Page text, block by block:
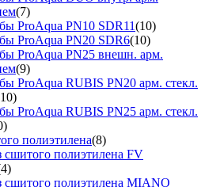
(7)
ProAqua PN10 SDR11(10)
ProAqua PN20 SDR6(10)
ProAqua PN25 внешн. арм.
(9)
ProAqua RUBIS PN20 арм. стекл.
ProAqua RUBIS PN25 арм. стекл.
полиэтилена(8)
сшитого полиэтилена FV
сшитого полиэтилена MIANO